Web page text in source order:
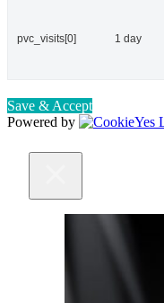
pvc_visits[0] 1 day
Save & Accept
Powered by